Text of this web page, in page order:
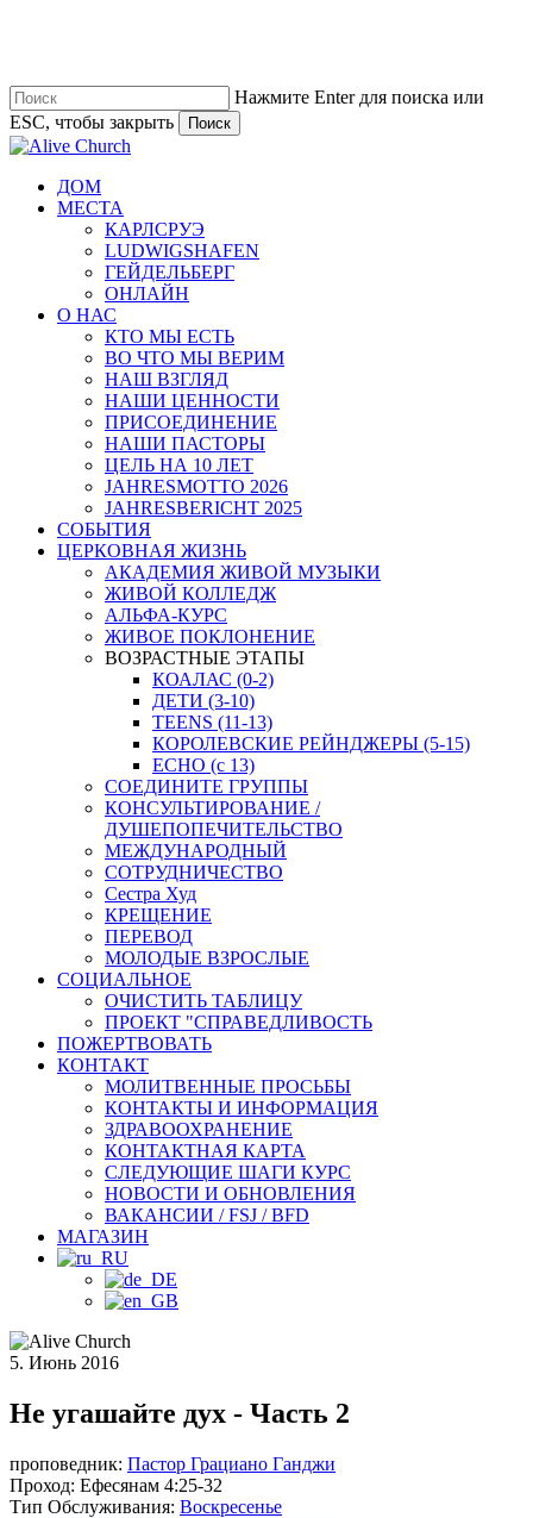
содержанию
Нажмите Enter для поиска или
ESC, чтобы закрыть
Поиск
Закрыть
Меню ДОМ
МЕСТА
КАРЛСРУЭ
LUDWIGSHAFEN
ГЕЙДЕЛЬБЕРГ
ОНЛАЙН
О НАС
КТО МЫ ЕСТЬ
ВО ЧТО МЫ ВЕРИМ
НАШ ВЗГЛЯД
НАШИ ЦЕННОСТИ
ПРИСОЕДИНЕНИЕ
НАШИ ПАСТОРЫ
ЦЕЛЬ НА 10 ЛЕТ
JAHRESMOTTO 2026
JAHRESBERICHT 2025
СОБЫТИЯ
ЦЕРКОВНАЯ ЖИЗНЬ
АКАДЕМИЯ ЖИВОЙ МУЗЫКИ
ЖИВОЙ КОЛЛЕДЖ
АЛЬФА-КУРС
ЖИВОЕ ПОКЛОНЕНИЕ
ВОЗРАСТНЫЕ ЭТАПЫ
КОАЛАС (0-2)
ДЕТИ (3-10)
TEENS (11-13)
КОРОЛЕВСКИЕ РЕЙНДЖЕРЫ (5-15)
ECHO (с 13)
СОЕДИНИТЕ ГРУППЫ
КОНСУЛЬТИРОВАНИЕ /
ДУШЕПОПЕЧИТЕЛЬСТВО
МЕЖДУНАРОДНЫЙ
СОТРУДНИЧЕСТВО
Сестра Худ
КРЕЩЕНИЕ
ПЕРЕВОД
МОЛОДЫЕ ВЗРОСЛЫЕ
СОЦИАЛЬНОЕ
ОЧИСТИТЬ ТАБЛИЦУ
ПРОЕКТ "СПРАВЕДЛИВОСТЬ
ПОЖЕРТВОВАТЬ
КОНТАКТ
МОЛИТВЕННЫЕ ПРОСЬБЫ
КОНТАКТЫ И ИНФОРМАЦИЯ
ЗДРАВООХРАНЕНИЕ
КОНТАКТНАЯ КАРТА
СЛЕДУЮЩИЕ ШАГИ КУРС
НОВОСТИ И ОБНОВЛЕНИЯ
ВАКАНСИИ / FSJ / BFD
МАГАЗИН
5. Июнь 2016
Не угашайте дух - Часть 2
проповедник: Пастор Грациано Ганджи
Проход: Ефесянам 4:25-32
Тип Обслуживания: Воскресенье